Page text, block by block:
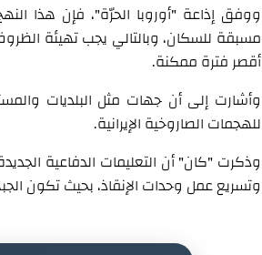
ووفق إذاعة "أوروبا الحرّة"، فإن هذا
مسبقة للسكان، وبالتالي يجب تهيئة
أقصر فترة ممكنة.
وأشارت إلى أن جهات مثل البلديات
للهجمات الصاروخية الإيرانية.
وذكرت "كان" أن التعليمات الدفاعية
وتسريع عمل وحدات الإنقاذ، بحيث تكون